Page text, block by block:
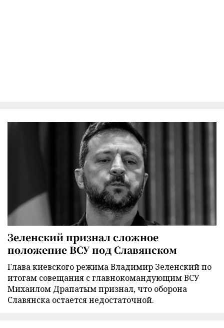
Зеленский признал сложное
положение ВСУ под Славянском
Глава киевского режима Владимир Зеленский по
итогам совещания с главнокомандующим ВСУ
Михаилом Драпатым признал, что оборона
Славянска остается недостаточной.